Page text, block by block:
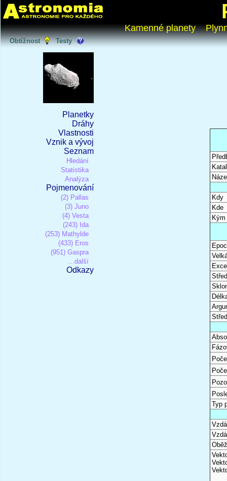
Kamenné planety
Obtížnost Testy
Planetky
Dráhy
Vlastnosti
Vznik a vývoj
Seznam
Hledání
Statistika
Analýza
Pojmenování
(2) Pallas
(3) Juno
(4) Vesta
(243) Ida
(253) Mathylde
(433) Eros
(951) Gaspra
...další
Odkazy
Kdy
Kde
Kým
Typ